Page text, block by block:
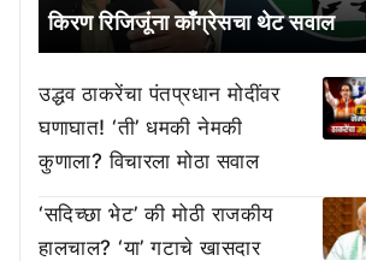
किरण रिजिजूंना काँग्रेसचा थेट सवाल
उद्धव ठाकरेंचा पंतप्रधान मोदींवर
घणाघात! ‘ती’ धमकी नेमकी
कुणाला? विचारला मोठा सवाल
‘सदिच्छा भेट’ की मोठी राजकीय
हालचाल? ‘या’ गटाचे खासदार